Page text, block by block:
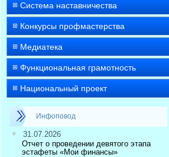
Система наставничества
Конкурсы профмастерства
Медиатека
Функциональная грамотность
Национальный проект
Инфоповод
31.07.2026
Отчет о проведении девятого этапа
эстафеты «Мои финансы»